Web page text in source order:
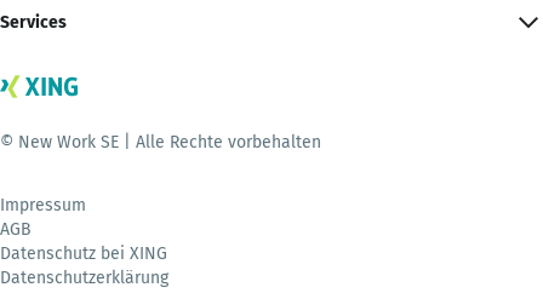
Services
© New Work SE | Alle Rechte vorbehalten
Impressum
AGB
Datenschutz bei XING
Datenschutzerklärung